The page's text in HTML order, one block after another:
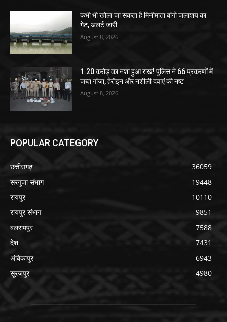
कभी भी खोला जा सकता है मिनीमाता बांगो जलाशय का
गेट, अलर्ट जारी
August 8, 2026
1.20 करोड़ का नशा हुआ राख! पुलिस ने 66 प्रकरणों में
जब्त गांजा, हेरोइन और नशीली दवाएं की नष्ट
August 8, 2026
POPULAR CATEGORY
छत्तीसगढ़
36059
सरगुजा संभाग
19448
रायपुर
10110
रायपुर संभाग
9851
बलरामपुर
7588
देश
7431
अंबिकापुर
6943
सूरजपुर
4980